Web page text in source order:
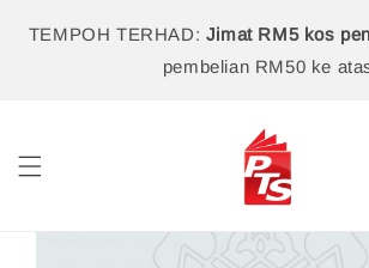
TEMPOH TERHAD: Jimat RM5 kos
pembelian RM50 ke